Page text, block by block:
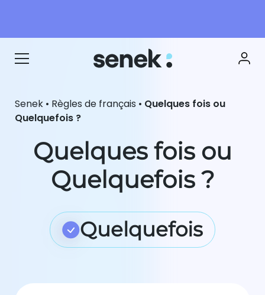
Senek • Règles de français • Quelques fois ou
Quelquefois ?
Quelques fois ou
Quelquefois ?
Quelquefois